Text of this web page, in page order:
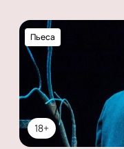
18+
Пьеса